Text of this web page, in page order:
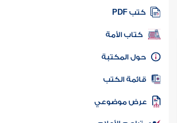
كتب PDF
كتاب الأمة
المكتبة
الكتب